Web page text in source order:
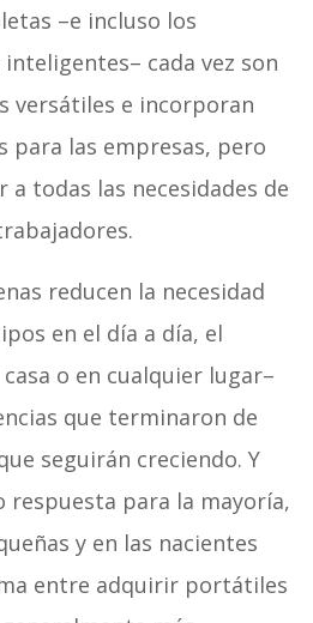
–e incluso los
cada vez son
versátiles e incorporan
para las empresas, pero
todas las necesidades de
reducen la necesidad
en el día a día, el
o en cualquier lugar–
que terminaron de
seguirán creciendo. Y
para la mayoría,
y en las nacientes
entre adquirir portátiles